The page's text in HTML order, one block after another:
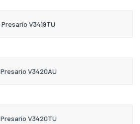
Presario V3419TU
Presario V3420AU
Presario V3420TU